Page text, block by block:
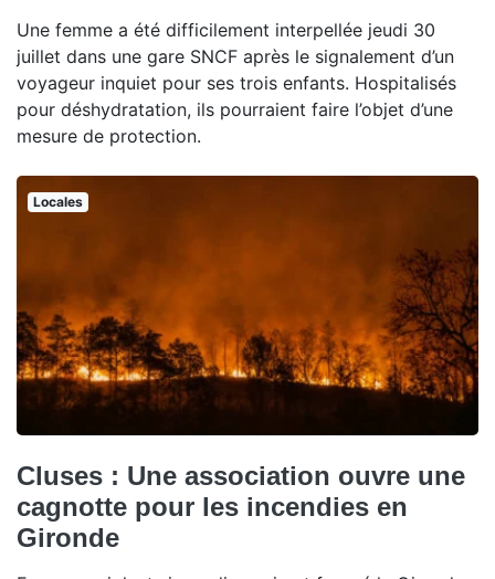
Une femme a été difficilement interpellée jeudi 30
juillet dans une gare SNCF après le signalement d’un
voyageur inquiet pour ses trois enfants. Hospitalisés
pour déshydratation, ils pourraient faire l’objet d’une
mesure de protection.
Locales
Cluses : Une association ouvre une
cagnotte pour les incendies en
Gironde